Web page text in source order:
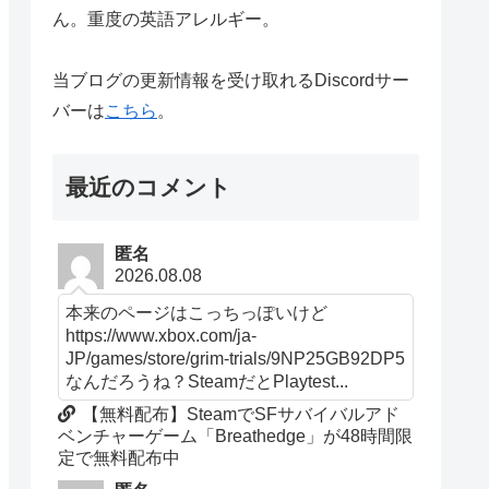
ん。重度の英語アレルギー。
当ブログの更新情報を受け取れるDiscordサー
バーはこちら 。
最近のコメント
匿名
2026.08.08
本来のページはこっちっぽいけど
https://www.xbox.com/ja-
JP/games/store/grim-trials/9NP25GB92DP5
なんだろうね？SteamだとPlaytest...
【無料配布】SteamでSFサバイバルアド
ベンチャーゲーム「Breathedge」が48時間限
定で無料配布中